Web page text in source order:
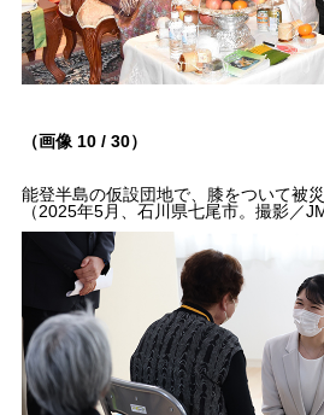
（画像 10 / 30）
能登半島の仮設団地で、膝をついて被
（2025年5月、石川県七尾市。撮影／